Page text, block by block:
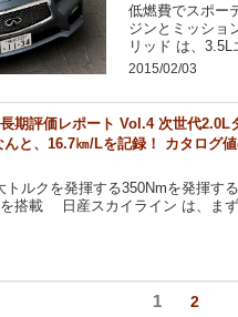
低燃費でスポー
ジンとミッシ
リッド は、3.5L
2015/02/03
期評価レポート Vol.4 次世代2.0L
と、16.7㎞/Lを記録！ カタログ
トルクを発揮する350Nmを発揮す
搭載 日産スカイライン は、ま
ペ
1
ペ
2